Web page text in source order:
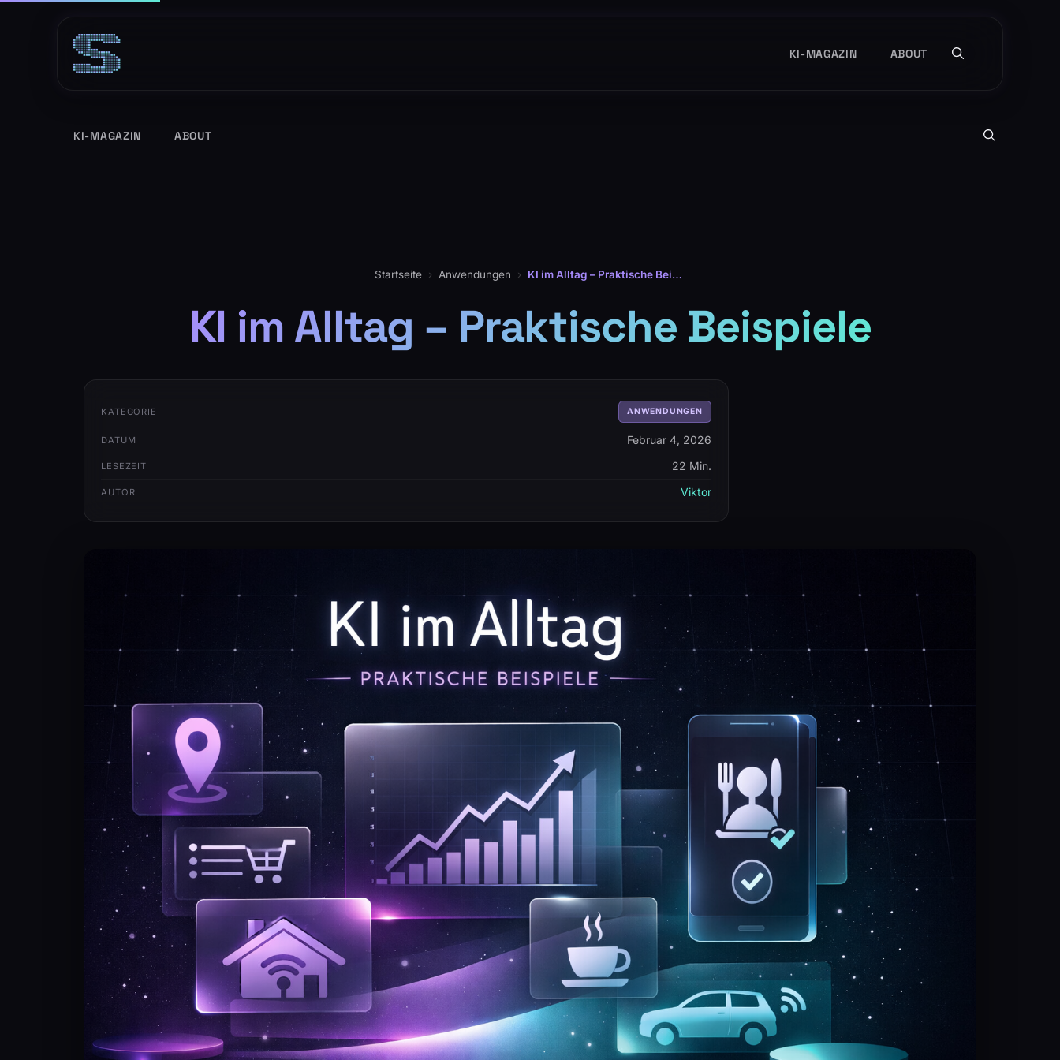
KI-MAGAZIN ABOUT
KI-MAGAZIN ABOUT
Startseite › Anwendungen › KI im Alltag – Praktische Beispiele
KI im Alltag – Praktische Beispiele
KATEGORIE ANWENDUNGEN
DATUM Februar 4, 2026
LESEZEIT 22 Min.
AUTOR Viktor